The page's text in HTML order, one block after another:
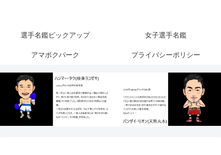
選手名鑑ピックアップ 女子選手名鑑
アマボクパーク プライバシーポリシー